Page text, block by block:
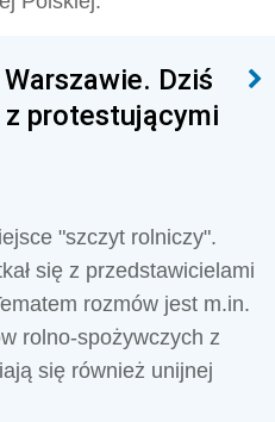
Dziś
z protestującymi
"szczyt rolniczy".
się z przedstawicielami
rozmów jest m.in.
rolno-spożywczych z
się również unijnej